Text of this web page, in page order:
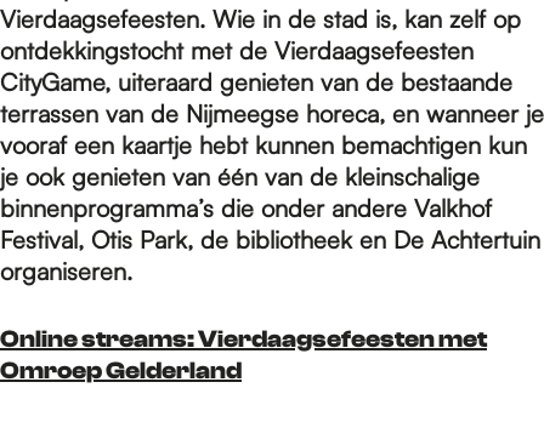
p
a
g
Vierdaagsefeesten. Wie in de stad is, kan zelf op
ontdekkingstocht met de Vierdaagsefeesten
CityGame, uiteraard genieten van de bestaande
terrassen van de Nijmeegse horeca, en wanneer je
vooraf een kaartje hebt kunnen bemachtigen kun
je ook genieten van één van de kleinschalige
binnenprogramma’s die onder andere Valkhof
Festival, Otis Park, de bibliotheek en De Achtertuin
organiseren.
Online streams: Vierdaagsefeesten met
Omroep Gelderland